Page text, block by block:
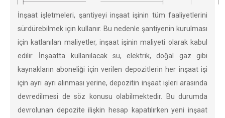
İnşaat işletmeleri, şantiyeyi inşaat işinin tüm faaliyetlerini
sürdürebilmek için kullanır. Bu nedenle şantiyenin kurulması
için katlanılan maliyetler, inşaat işinin maliyeti olarak kabul
edilir. İnşaatta kullanılacak su, elektrik, doğal gaz gibi
kaynakların aboneliği için verilen depozitlerin her inşaat işi
için ayrı ayrı alınması yerine, depozitin inşaat işleri arasında
devredilmesi de söz konusu olabilmektedir. Bu durumda
devrolunan depozite ilişkin hesap kapatılırken yeni inşaat